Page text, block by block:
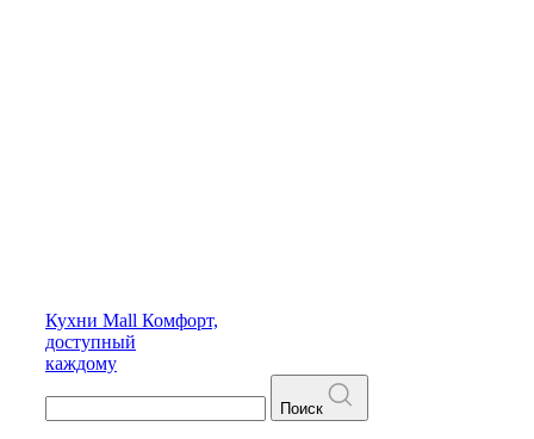
Кухни Mall Комфорт,
доступный
каждому
Поиск